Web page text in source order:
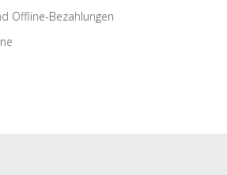
Offline-Bezahlungen